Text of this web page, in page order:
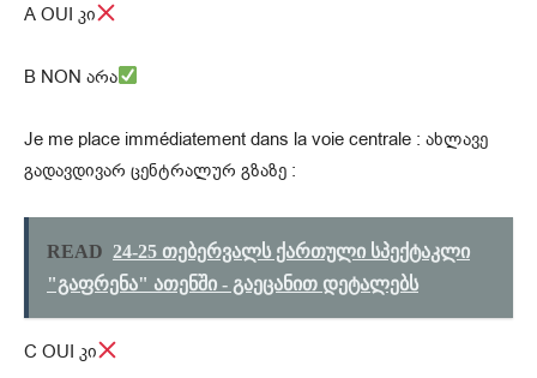
A OUI კი
B NON არა
Je me place immédiatement dans la voie centrale : ახლავე
გადავდივარ ცენტრალურ გზაზე :
READ 24-25 თებერვალს ქართული სპექტაკლი
"გაფრენა" ათენში - გაეცანით დეტალებს
C OUI კი